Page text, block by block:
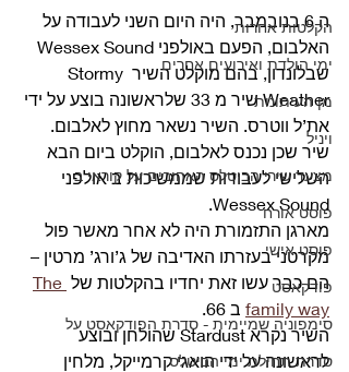
הקלטות אחרות
ימי הולדת ואירועים אחרים
מן העיתונות
ויניל
מצעד שירי הביטלס האהובים על קוראי ב
פוסט אורח
פוסט אישי
פודקאסט
סימפוניה שמיימית - סדרת הפודקאסט על
סדרת תחילת ימי הביטלס
ה 6 בנובמבר, היה היום השני לעבודה על
שבלונדון, בהם מוקלט השיר Stormy
Weather שיר מ 33 שלראשונה בוצע על ידי
את’ל ווטרס. השיר נשאר מחוץ לאלבום.
שיר שכן נכנס לאלבום, הוקלט ביום הבא
השלישי לעבודות שממשיכות ב אולפני
Wessex Sound.
מארגן התזמורת היה לא אחר מאשר פול
מקרטני בעזרתו האדיבה של ג’ורג’ מרטין –
הם כבר עשו זאת יחדיו בהקלטות של The
family way ב 66.
השיר נקרא Stardust שהולחן ובוצע
לראשונה על ידי הואגי קרמייקל, מלחין